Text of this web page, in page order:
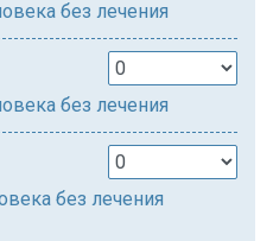
без лечения
без лечения
без лечения